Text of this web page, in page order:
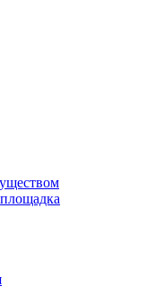
площадка